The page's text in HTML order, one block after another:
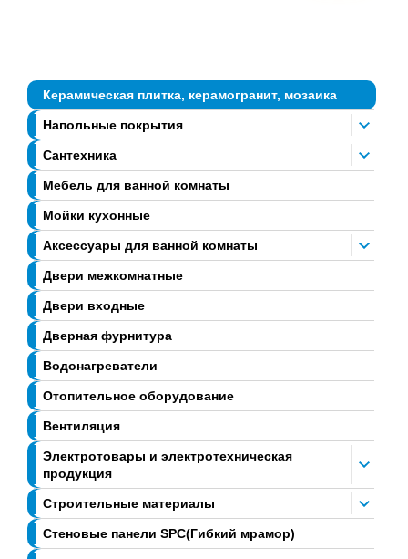
Керамическая плитка, керамогранит, мозаика
Напольные покрытия
Сантехника
Мебель для ванной комнаты
Мойки кухонные
Аксессуары для ванной комнаты
Двери межкомнатные
Двери входные
Дверная фурнитура
Водонагреватели
Отопительное оборудование
Вентиляция
Электротовары и электротехническая
продукция
Строительные материалы
Стеновые панели SPC(Гибкий мрамор)